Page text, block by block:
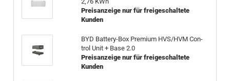
Preisanzeige nur für freigeschaltete
Kunden
BYD Battery-​Box Pre­mi­um HVS/HVM Con­
trol Unit + Base 2.0
Preisanzeige nur für freigeschaltete
Kunden